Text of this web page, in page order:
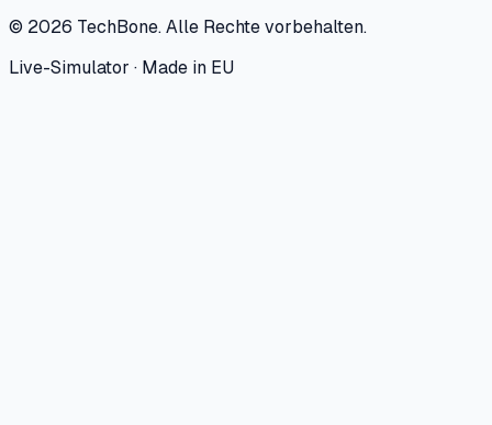
© 2026 TechBone.Alle Rechte vorbehalten.
Live-Simulator · Made in EU